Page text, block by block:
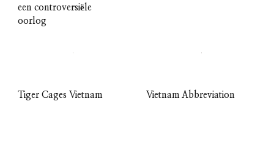
een controversiële
oorlog
Tiger Cages Vietnam Vietnam Abbreviation